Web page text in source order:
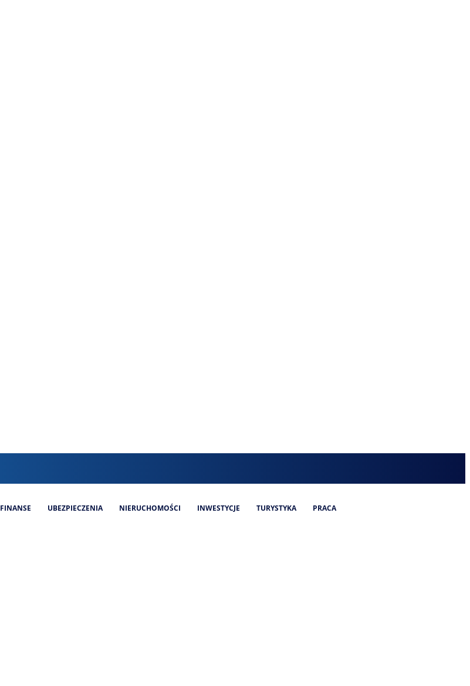
FINANSE UBEZPIECZENIA NIERUCHOMOŚCI INWESTYCJE TURYSTYKA PRACA